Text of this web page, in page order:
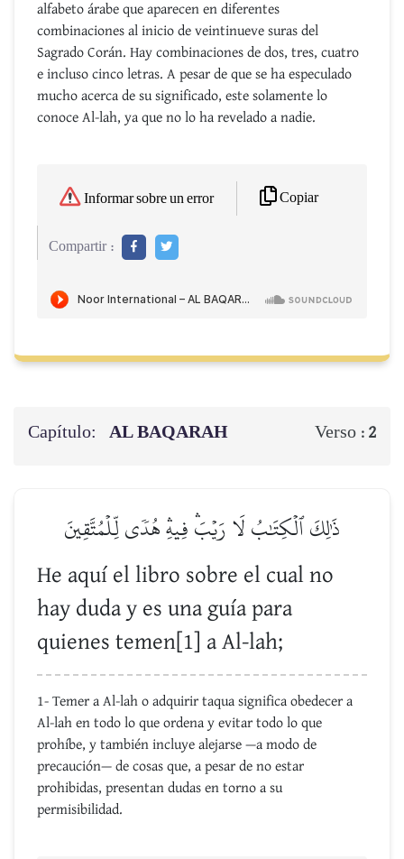
alfabeto árabe que aparecen en diferentes
combinaciones al inicio de veintinueve suras del
Sagrado Corán. Hay combinaciones de dos, tres, cuatro
e incluso cinco letras. A pesar de que se ha especulado
mucho acerca de su significado, este solamente lo
conoce Al-lah, ya que no lo ha revelado a nadie.
Informar sobre un error Copiar
Compartir :
Capítulo: AL BAQARAH Verso : 2
ذَٰلِكَ ٱلۡكِتَٰبُ لَا رَيۡبَۛ فِيهِۛ هُدٗى لِّلۡمُتَّقِينَ
He aquí el libro sobre el cual no
hay duda y es una guía para
quienes temen[1] a Al-lah;
1- Temer a Al-lah o adquirir taqua significa obedecer a
Al-lah en todo lo que ordena y evitar todo lo que
prohíbe, y también incluye alejarse —a modo de
precaución— de cosas que, a pesar de no estar
prohibidas, presentan dudas en torno a su
permisibilidad.